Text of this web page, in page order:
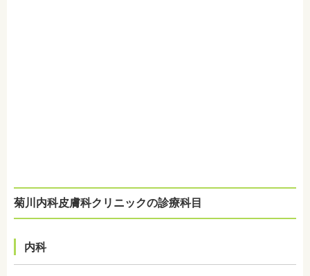
菊川内科皮膚科クリニックの診療科目
内科